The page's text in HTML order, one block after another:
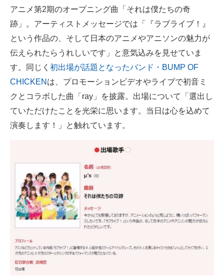
アニメ第2期のオープニング曲「それは僕たちの奇
跡」。アーティストメッセージでは「『ラブライブ！』
という作品の、そして日本のアニメやアニソンの魅力が
伝えられたらうれしいです」と意気込みを見せていま
す。同じく 初出場が話題となったバンド・BUMP OF
CHICKEN は、プロモーションビデオやライブで初音ミ
クとコラボした曲「ray」を披露。出場について「選出し
ていただけたことを光栄に思います。当日は心を込めて
演奏します！」と触れています。